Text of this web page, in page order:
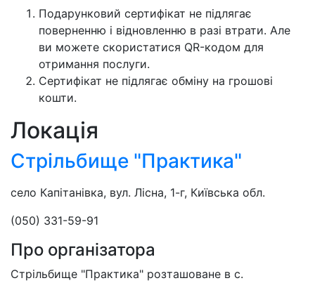
Подарунковий сертифікат не підлягає
поверненню і відновленню в разі втрати. Але
ви можете скористатися QR-кодом для
отримання послуги.
Сертифікат не підлягає обміну на грошові
кошти.
Локація
Стрільбище "Практика"
село Капітанівка, вул. Лісна, 1-г, Київська обл.
(050) 331-59-91
Про організатора
Стрільбище "Практика" розташоване в с.